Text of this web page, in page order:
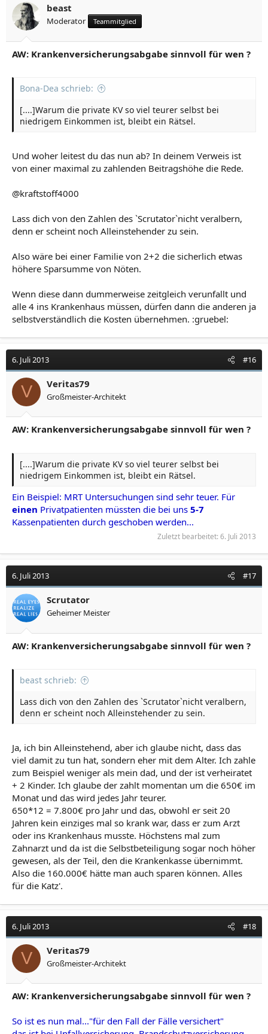
beast
Moderator Teammitglied
AW: Krankenversicherungsabgabe sinnvoll für wen ?
Bona-Dea schrieb:
[....]Warum die private KV so viel teurer selbst bei
niedrigem Einkommen ist, bleibt ein Rätsel.
Und woher leitest du das nun ab? In deinem Verweis ist
von einer maximal zu zahlenden Beitragshöhe die Rede.
@kraftstoff4000
Lass dich von den Zahlen des `Scrutator`nicht veralbern,
denn er scheint noch Alleinstehender zu sein.
Also wäre bei einer Familie von 2+2 die sicherlich etwas
höhere Sparsumme von Nöten.
Wenn diese dann dummerweise zeitgleich verunfallt und
alle 4 ins Krankenhaus müssen, dürfen dann die anderen ja
selbstverständlich die Kosten übernehmen. :gruebel:
6. Juli 2013 #16
V Veritas79
Großmeister-Architekt
AW: Krankenversicherungsabgabe sinnvoll für wen ?
[....]Warum die private KV so viel teurer selbst bei
niedrigem Einkommen ist, bleibt ein Rätsel.
Ein Beispiel: MRT Untersuchungen sind sehr teuer. Für
einen Privatpatienten müssten die bei uns 5-7
Kassenpatienten durch geschoben werden...
Zuletzt bearbeitet: 6. Juli 2013
6. Juli 2013 #17
Scrutator
Geheimer Meister
AW: Krankenversicherungsabgabe sinnvoll für wen ?
beast schrieb:
Lass dich von den Zahlen des `Scrutator`nicht veralbern,
denn er scheint noch Alleinstehender zu sein.
Ja, ich bin Alleinstehend, aber ich glaube nicht, dass das
viel damit zu tun hat, sondern eher mit dem Alter. Ich zahle
zum Beispiel weniger als mein dad, und der ist verheiratet
+ 2 Kinder. Ich glaube der zahlt momentan um die 650€ im
Monat und das wird jedes Jahr teurer.
650*12 = 7.800€ pro Jahr und das, obwohl er seit 20
Jahren kein einziges mal so krank war, dass er zum Arzt
oder ins Krankenhaus musste. Höchstens mal zum
Zahnarzt und da ist die Selbstbeteiligung sogar noch höher
gewesen, als der Teil, den die Krankenkasse übernimmt.
Also die 160.000€ hätte man auch sparen können. Alles
für die Katz'.
6. Juli 2013 #18
V Veritas79
Großmeister-Architekt
AW: Krankenversicherungsabgabe sinnvoll für wen ?
So ist es nun mal..."für den Fall der Fälle versichert"